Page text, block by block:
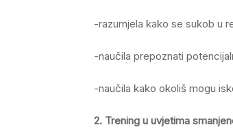
-razumjela kako se sukob u
-naučila prepoznati
-naučila kako okoliš mogu
2. Trening u uvjetima